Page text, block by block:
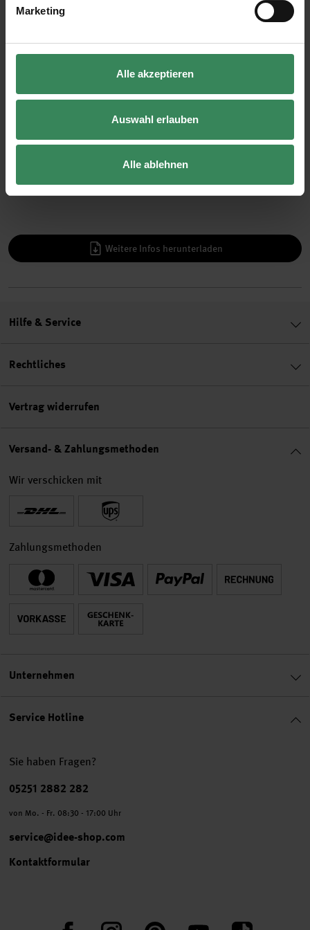
Marketing
Alle akzeptieren
Auswahl erlauben
Alle ablehnen
Material:
diverse Holzkugeln, Räder und Spulen, Home Acrylic Farben
Malunterlage, Wasserbehälter, Pailletten und goldener
Weitere Infos herunterladen
Service Hotline
Sie haben Fragen?
Telefonnummer
05251 2882 282
von Mo. - Fr. 08:30 - 17:00 Uhr
service@idee-shop.com
Kontaktformular
FacebookInstagram PinterestYouTube TikTok
Hilfe & Service
Rechtliches
Vertrag widerrufen
Versand- & Zahlungsmethoden
Wir verschicken mit
Zahlungsmethoden
Unternehmen